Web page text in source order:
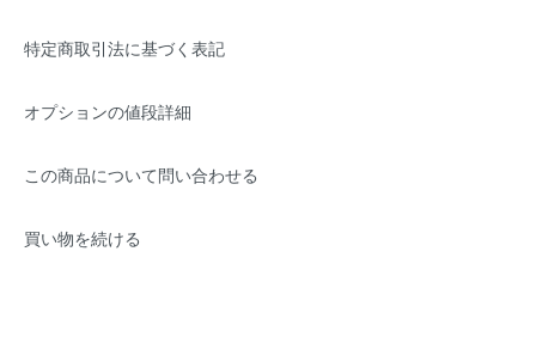
特定商取引法に基づく表記
オプションの値段詳細
この商品について問い合わせる
買い物を続ける